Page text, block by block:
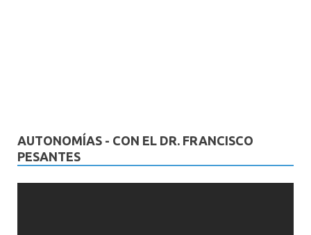
AUTONOMÍAS - CON EL DR. FRANCISCO
PESANTES